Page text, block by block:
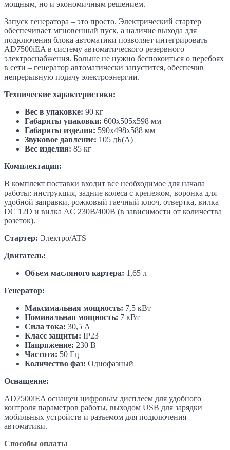
мощным, но и экономичным решением.
Запуск генератора – это просто. Электрический стартер
обеспечивает мгновенный пуск, а наличие выхода для
подключения блока автоматики позволяет интегрировать
AD7500iEA в систему автоматического резервного
электроснабжения. Больше не нужно беспокоиться о перебоях
в сети – генератор автоматически запустится, обеспечив
непрерывную подачу электроэнергии.
Технические характеристики:
Вес в упаковке: 90 кг
Габариты упаковки: 600х505х598 мм
Габариты изделия: 590х498х588 мм
Звуковое давление: 105 дБ(А)
Вес изделия: 85 кг
Комплектация:
В комплект поставки входит все необходимое для начала
работы: инструкция, задние колеса с крепежом, воронка для
удобной заправки, рожковый гаечный ключ, отвертка, вилка
DC 12D и вилка AC 230В/400В (в зависимости от количества
розеток).
Стартер: Электро/ATS
Двигатель:
Объем масляного картера: 1,65 л
Генератор:
Максимальная мощность: 7,5 кВт
Номинальная мощность: 7 кВт
Сила тока: 30,5 А
Класс защиты: IP23
Напряжение: 230 В
Частота: 50 Гц
Количество фаз: Однофазный
Оснащение:
AD7500iEA оснащен цифровым дисплеем для удобного
контроля параметров работы, выходом USB для зарядки
мобильных устройств и разъемом для подключения
автоматики.
Способы оплаты